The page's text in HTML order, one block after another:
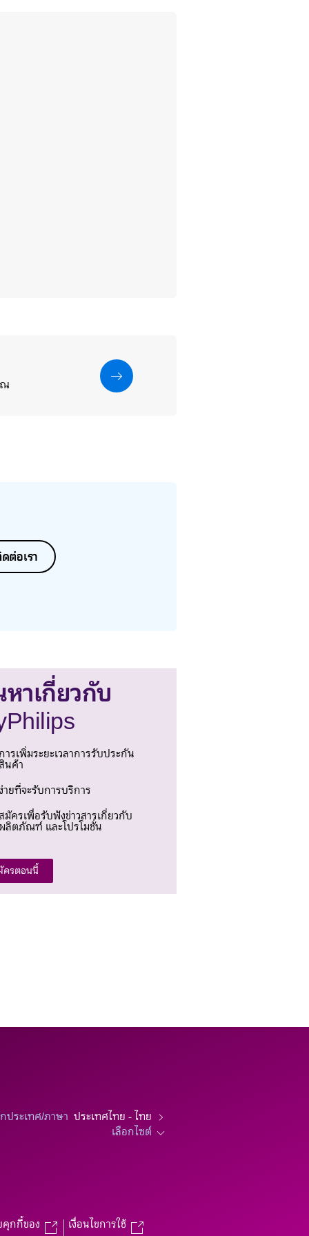
ต่อเรา
าเกี่ยวกับ
ารเพิ่มระยะเวลาการรับประกัน
นค้า
ายที่จะรับการบริการ
มัครเพื่อรับฟังข่าวสารเกี่ยวกับ
ผลิตภัณฑ์ และโปรโมชั่น
ครตอนนี้
ประเทศ/ภาษา ประเทศไทย - ไทย
เลือกไซต์
คุกกี้ของ
เงื่อนไขการใช้